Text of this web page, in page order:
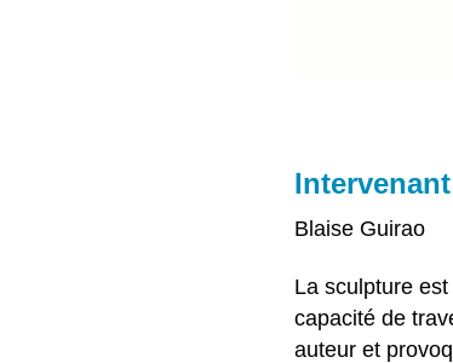
Intervenant
Blaise Guirao
La sculpture
capacité de
auteur et